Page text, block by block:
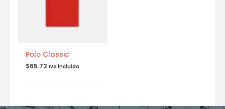
Polo Classic
$65.72 Iva incluido